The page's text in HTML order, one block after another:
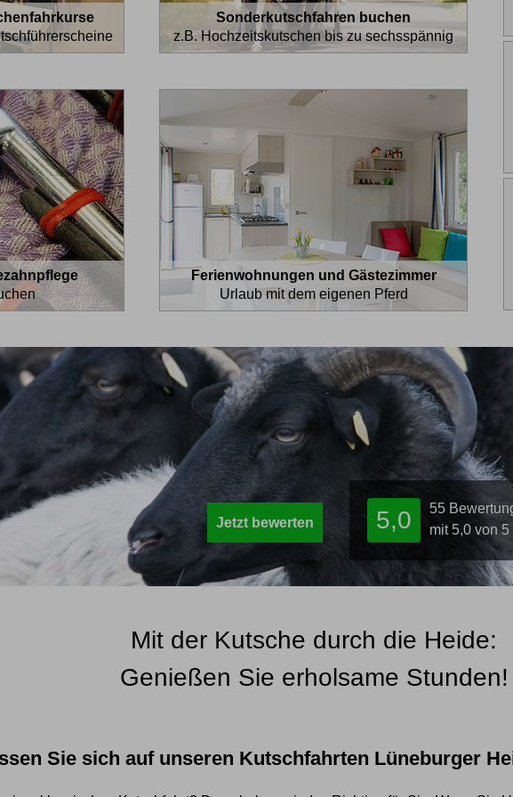
Sonderkutschfahren buchen
z.B. Hochzeitskutschen bis zu sechsspännig
Ferienwohnungen und Gästezimmer
Urlaub mit dem eigenen Pferd
5,0 55
mit 5,0 von
Jetzt bewerten
Mit der Kutsche durch die Heide:
Genießen Sie erholsame Stunden!
Sie sich auf unseren Kutschfahrten Lüneburger